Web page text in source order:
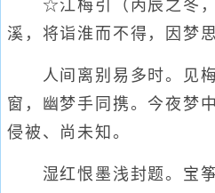
☆江梅引（丙辰之冬，
溪，将诣淮而不得，因梦
人间离别易多时。见梅
窗，幽梦手同携。今夜梦
侵被、尚未知。
湿红恨墨浅封题。宝筝